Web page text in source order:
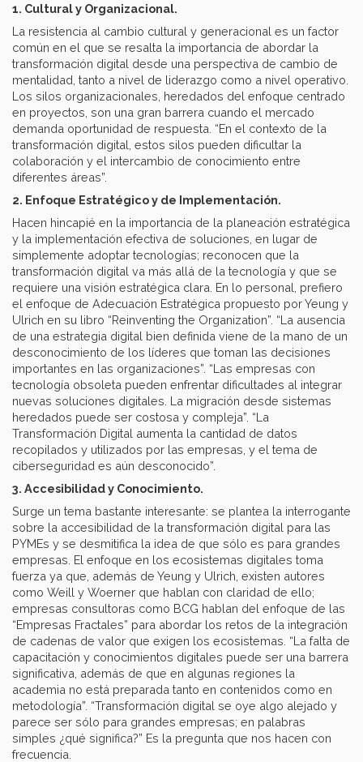
1. Cultural y Organizacional.
La resistencia al cambio cultural y generacional es un factor
común en el que se resalta la importancia de abordar la
transformación digital desde una perspectiva de cambio de
mentalidad, tanto a nivel de liderazgo como a nivel operativo.
Los silos organizacionales, heredados del enfoque centrado
en proyectos, son una gran barrera cuando el mercado
demanda oportunidad de respuesta. “En el contexto de la
transformación digital, estos silos pueden dificultar la
colaboración y el intercambio de conocimiento entre
diferentes áreas”.
2. Enfoque Estratégico y de Implementación.
Hacen hincapié en la importancia de la planeación estratégica
y la implementación efectiva de soluciones, en lugar de
simplemente adoptar tecnologías; reconocen que la
transformación digital va más allá de la tecnología y que se
requiere una visión estratégica clara. En lo personal, prefiero
el enfoque de Adecuación Estratégica propuesto por Yeung y
Ulrich en su libro “Reinventing the Organization”. “La ausencia
de una estrategia digital bien definida viene de la mano de un
desconocimiento de los líderes que toman las decisiones
importantes en las organizaciones”. “Las empresas con
tecnología obsoleta pueden enfrentar dificultades al integrar
nuevas soluciones digitales. La migración desde sistemas
heredados puede ser costosa y compleja”. “La
Transformación Digital aumenta la cantidad de datos
recopilados y utilizados por las empresas, y el tema de
ciberseguridad es aún desconocido”.
3. Accesibilidad y Conocimiento.
Surge un tema bastante interesante: se plantea la interrogante
sobre la accesibilidad de la transformación digital para las
PYMEs y se desmitifica la idea de que sólo es para grandes
empresas. El enfoque en los ecosistemas digitales toma
fuerza ya que, además de Yeung y Ulrich, existen autores
como Weill y Woerner que hablan con claridad de ello;
empresas consultoras como BCG hablan del enfoque de las
“Empresas Fractales” para abordar los retos de la integración
de cadenas de valor que exigen los ecosistemas. “La falta de
capacitación y conocimientos digitales puede ser una barrera
significativa, además de que en algunas regiones la
academia no está preparada tanto en contenidos como en
metodología”. “Transformación digital se oye algo alejado y
parece ser sólo para grandes empresas; en palabras
simples ¿qué significa?” Es la pregunta que nos hacen con
frecuencia.